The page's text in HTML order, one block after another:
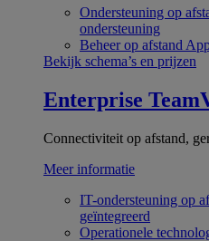
Ondersteuning op
ondersteuning
Beheer op afstand
Bekijk schema’s en prijzen
Enterprise
Connectiviteit op afstand,
Meer informatie
IT-ondersteuning op
geïntegreerd
Operationele